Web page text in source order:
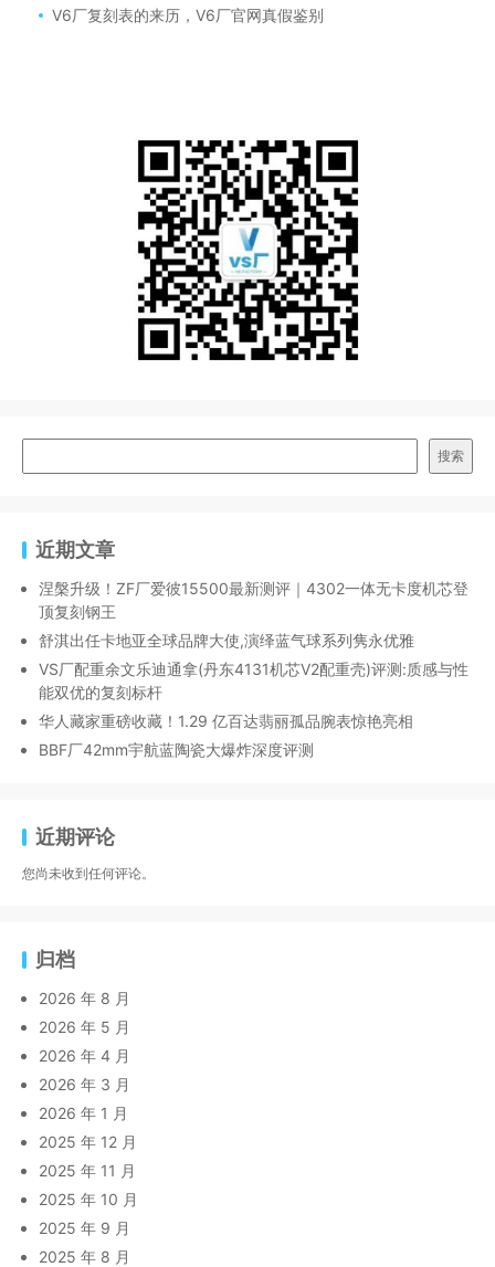
V6厂复刻表的来历，V6厂官网真假鉴别
搜索
近期文章
涅槃升级！ZF厂爱彼15500最新测评｜4302一体无卡度机芯登
顶复刻钢王
舒淇出任卡地亚全球品牌大使,演绎蓝气球系列隽永优雅
VS厂配重余文乐迪通拿(丹东4131机芯V2配重壳)评测:质感与性
能双优的复刻标杆
华人藏家重磅收藏！1.29 亿百达翡丽孤品腕表惊艳亮相
BBF厂42mm宇航蓝陶瓷大爆炸深度评测
近期评论
您尚未收到任何评论。
归档
2026 年 8 月
2026 年 5 月
2026 年 4 月
2026 年 3 月
2026 年 1 月
2025 年 12 月
2025 年 11 月
2025 年 10 月
2025 年 9 月
2025 年 8 月